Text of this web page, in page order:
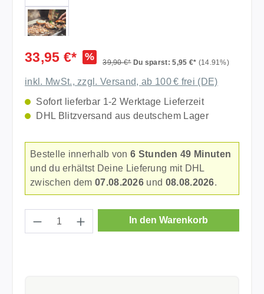
33,95 €* % 39,90 €* Du sparst: 5,95 €* (14.91%)
inkl. MwSt., zzgl. Versand, ab 100 € frei (DE)
Sofort lieferbar 1-2 Werktage Lieferzeit
DHL Blitzversand aus deutschem Lager
Bestelle innerhalb von 6 Stunden 49 Minuten
und du erhältst Deine Lieferung mit DHL
zwischen dem 07.08.2026 und 08.08.2026.
Produkt Anzahl: Gib den gewünschten
In den Warenkorb